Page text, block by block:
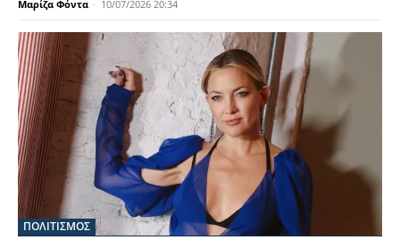
Μαρίζα Φόντα - 10/07/2026 20:34
ΠΟΛΙΤΙΣΜΟΣ